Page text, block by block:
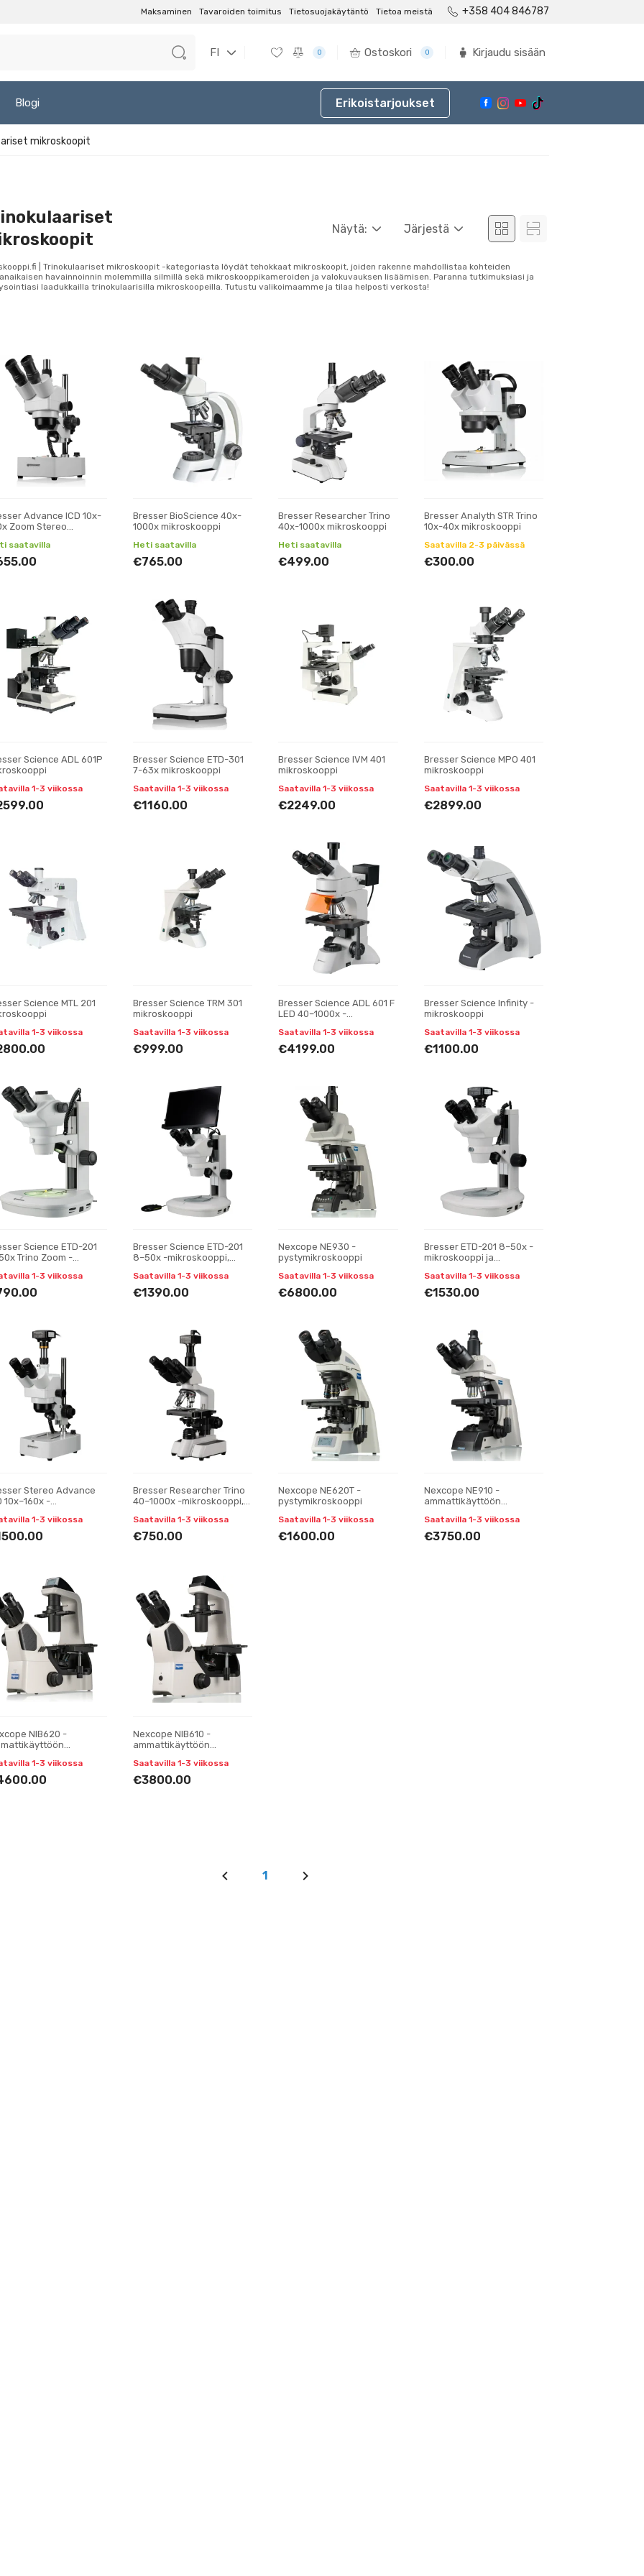
Maksaminen Tavaroiden toimitus Tietosuojakäytäntö Tietoa meistä +358 404 846787
FI 0 Ostoskori 0 Kirjaudu sisään
Blogi Erikoistarjoukset
mikroskoopit
Näytä: Järjestä
| Trinokulaariset mikroskoopit -kategoriasta löydät tehokkaat mikroskoopit, joiden rakenne mahdollistaa kohteiden
havainnoinnin molemmilla silmillä sekä mikroskooppikameroiden ja valokuvauksen lisäämisen. Paranna tutkimuksiasi ja
laadukkailla trinokulaarisilla mikroskoopeilla. Tutustu valikoimaamme ja tilaa helposti verkosta!
Advance ICD 10x-
Zoom Stereo
saatavilla
Bresser BioScience 40x-
1000x mikroskooppi
Heti saatavilla
€765.00
Bresser Researcher Trino
40x-1000x mikroskooppi
Heti saatavilla
€499.00
Bresser Analyth STR Trino
10x-40x mikroskooppi
Saatavilla 2-3 päivässä
€300.00
Science ADL 601P
1-3 viikossa
Bresser Science ETD-301
7-63x mikroskooppi
Saatavilla 1-3 viikossa
€1160.00
Bresser Science IVM 401
mikroskooppi
Saatavilla 1-3 viikossa
€2249.00
Bresser Science MPO 401
mikroskooppi
Saatavilla 1-3 viikossa
€2899.00
Science MTL 201
1-3 viikossa
Bresser Science TRM 301
mikroskooppi
Saatavilla 1-3 viikossa
€999.00
Bresser Science ADL 601 F
LED 40–1000x -
trinokulaarinen
Saatavilla 1-3 viikossa
€4199.00
Bresser Science Infinity -
mikroskooppi
Saatavilla 1-3 viikossa
€1100.00
Science ETD-201
Trino Zoom -
1-3 viikossa
Bresser Science ETD-201
8–50x -mikroskooppi,
kamera ja 13,3 tuuman
näyttö
Saatavilla 1-3 viikossa
€1390.00
Nexcope NE930 -
pystymikroskooppi
Saatavilla 1-3 viikossa
€6800.00
Bresser ETD-201 8–50x -
mikroskooppi ja
Saatavilla 1-3 viikossa
€1530.00
Stereo Advance
10x–160x -
-kameralla
1-3 viikossa
Bresser Researcher Trino
40–1000x -mikroskooppi,
-kamera
Saatavilla 1-3 viikossa
€750.00
Nexcope NE620T -
pystymikroskooppi
Saatavilla 1-3 viikossa
€1600.00
Nexcope NE910 -
ammattikäyttöön
laboratoriomikroskooppi
Saatavilla 1-3 viikossa
€3750.00
NIB620 -
1-3 viikossa
Nexcope NIB610 -
ammattikäyttöön
laboratoriomikroskooppi
Saatavilla 1-3 viikossa
€3800.00
1